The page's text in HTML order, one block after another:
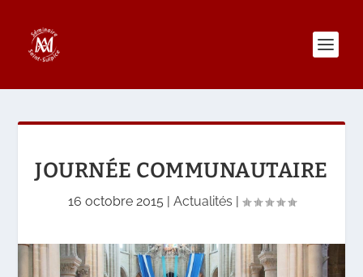
JOURNÉE COMMUNAUTAIRE
16 octobre 2015 | Actualités |